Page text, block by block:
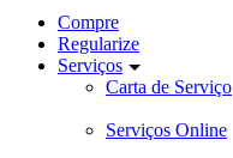
Compre
Regularize
Serviços
Carta de Serviço
Serviços Online